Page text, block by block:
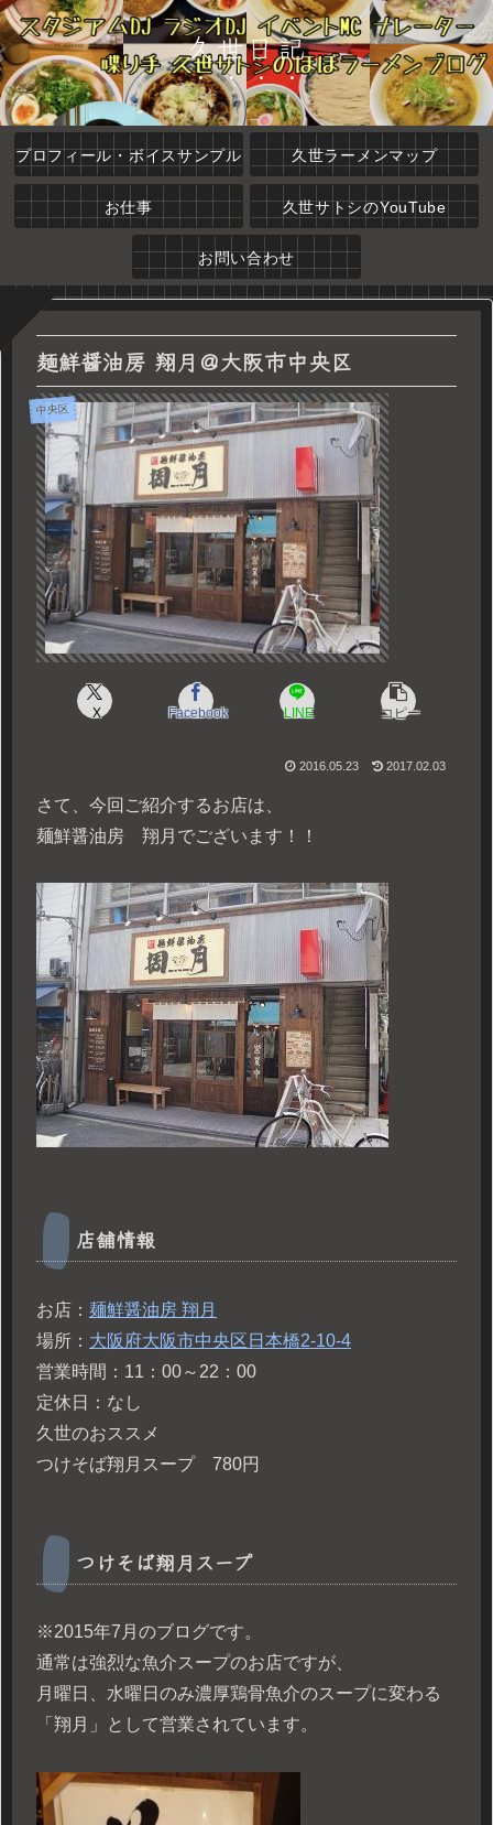
久世日記
プロフィール・ボイスサンプル 久世ラーメンマップ
お仕事 久世サトシのYouTube
お問い合わせ
麺鮮醤油房 翔月＠大阪市中央区
中央区
X Facebook LINE コピー
2016.05.23 2017.02.03
さて、今回ご紹介するお店は、
麺鮮醤油房 翔月でございます！！
店舗情報
お店： 麺鮮醤油房 翔月
場所： 大阪府大阪市中央区日本橋2-10-4
営業時間：11：00～22：00
定休日：なし
久世のおススメ
つけそば翔月スープ 780円
つけそば翔月スープ
※2015年7月のブログです。
通常は強烈な魚介スープのお店ですが、
月曜日、水曜日のみ濃厚鶏骨魚介のスープに変わる
「翔月」として営業されています。